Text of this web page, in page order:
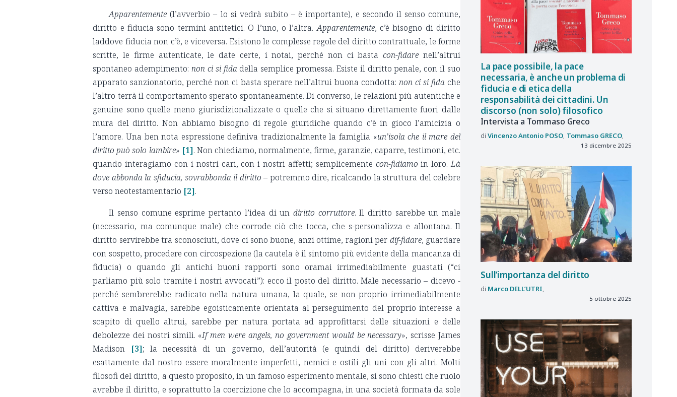
Apparentemente (l’avverbio – lo si vedrà subito – è importante), e secondo il senso comune,
diritto e fiducia sono termini antitetici. O l’uno, o l’altra.Apparentemente, c’è bisogno di diritto
laddove fiducia non c’è, e viceversa. Esistono le complesse regole del diritto contrattuale, le forme
scritte, le firme autenticate, le date certe, i notai, perché non ci bastacon-fidare nell’altrui
spontaneo adempimento:non ci si fidadella semplice promessa. Esiste il diritto penale, con il suo
apparato sanzionatorio, perché non ci basta sperare nell’altrui buona condotta:non ci si fida che
l’altro terrà il comportamento sperato spontaneamente. Di converso, le relazioni più autentiche e
genuine sono quelle meno giurisdizionalizzate o quelle che si situano direttamente fuori dalle
mura del diritto. Non abbiamo bisogno di regole giuridiche quando c’è in gioco l’amicizia o
l’amore. Una ben nota espressione definiva tradizionalmente la famiglia «un’isola che il mare del
diritto può solo lambire» [1]. Non chiediamo, normalmente, firme, garanzie, caparre, testimoni, etc.
quando interagiamo con i nostri cari, con i nostri affetti; semplicemente con-fidiamo in loro.Là
dove abbonda la sfiducia, sovrabbonda il diritto – potremmo dire, ricalcando la struttura del celebre
verso neotestamentario [2].
Il senso comune esprime pertanto l’idea di un diritto corruttore. Il diritto sarebbe un male
(necessario, ma comunque male) che corrode ciò che tocca, che s-personalizza e allontana. Il
diritto servirebbe tra sconosciuti, dove ci sono buone, anzi ottime, ragioni per dif-fidare, guardare
con sospetto, procedere con circospezione (la cautela è il sintomo più evidente della mancanza di
fiducia) o quando gli antichi buoni rapporti sono oramai irrimediabilmente guastati (“ci
parliamo più solo tramite i nostri avvocati”): ecco il posto del diritto. Male necessario – dicevo -
perché sembrerebbe radicato nella natura umana, la quale, se non proprio irrimediabilmente
cattiva e malvagia, sarebbe egoisticamente orientata al perseguimento del proprio interesse a
scapito di quello altrui, sarebbe per natura portata ad approfittarsi delle situazioni e delle
debolezze dei nostri simili. «If men were angels, no government would be necessary», scrisse James
Madison
[3]; la necessità di un governo, dell’autorità (e quindi del diritto) deriverebbe
esattamente dal nostro essere moralmente imperfetti, nemici e ostili gli uni con gli altri. Molti
filosofi del diritto, a questo proposito, in un famoso esperimento mentale, si sono chiesti che ruolo
avrebbe il diritto, e soprattutto la coercizione che lo accompagna, in una società formata da sole
La pace possibile, la pace
necessaria, è anche un problema di
fiducia e di etica della
responsabilità dei cittadini. Un
discorso (non solo) filosofico
Intervista a Tommaso Greco
Vincenzo Antonio POSO Tommaso GRECO
13 dicembre 2025
Sull’importanza del diritto
Marco DELL’UTRI
5 ottobre 2025